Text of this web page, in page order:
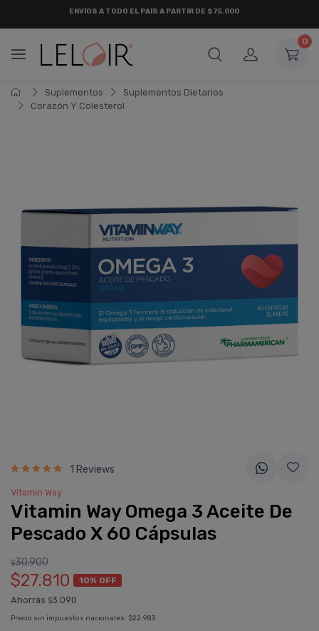
0
Suplementos
Suplementos Dietarios
Corazón Y Colesterol
1 Reviews
Vitamin Way
Vitamin Way Omega 3 Aceite De
Pescado X 60 Cápsulas
$30.900
$27.810 10% OFF
Ahorrás $3.090
Precio sin impuestos nacionales: $22.983